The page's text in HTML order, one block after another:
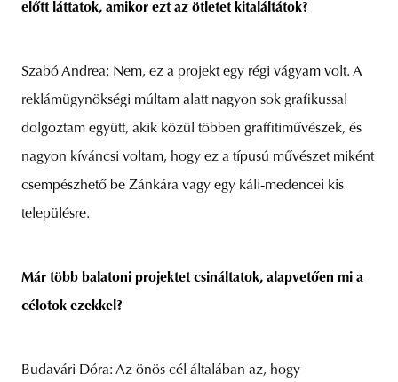
előtt láttatok, amikor ezt az ötletet kitaláltátok?
Szabó Andrea: Nem, ez a projekt egy régi vágyam volt. A
reklámügynökségi múltam alatt nagyon sok grafikussal
dolgoztam együtt, akik közül többen graffitiművészek, és
nagyon kíváncsi voltam, hogy ez a típusú művészet miként
csempészhető be Zánkára vagy egy káli-medencei kis
településre.
Már több balatoni projektet csináltatok, alapvetően mi a
célotok ezekkel?
Budavári Dóra: Az önös cél általában az, hogy